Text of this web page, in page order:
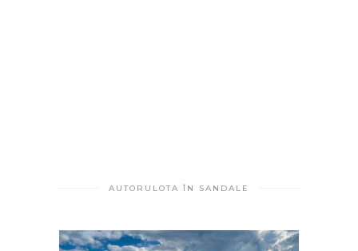
AUTORULOTA ÎN SANDALE